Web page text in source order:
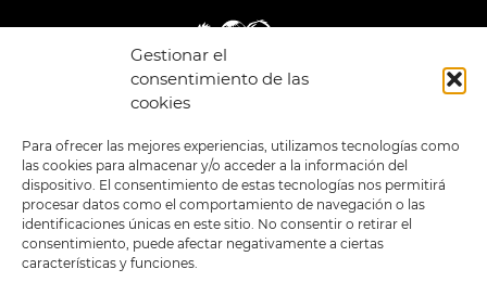
Gestionar el
consentimiento de las
cookies
Para ofrecer las mejores experiencias, utilizamos tecnologías como
las cookies para almacenar y/o acceder a la información del
dispositivo. El consentimiento de estas tecnologías nos permitirá
procesar datos como el comportamiento de navegación o las
identificaciones únicas en este sitio. No consentir o retirar el
consentimiento, puede afectar negativamente a ciertas
características y funciones.
LEGAL
POLÍTICA DE
PRIVACIDAD
TÉRMINOS Y
CONDICIONES
GENERALES DE LA
POLÍTICA DE COOKIES
ENLACES
TIENDA
ESTILOS
FORMATOS
PREVENTAS
OFERTAS
MERCHANDISING